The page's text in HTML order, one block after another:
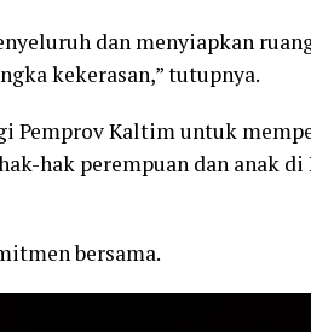
dan menyiapkan
kekerasan,” tutupnya.
Pemprov Kaltim untuk
hak perempuan dan anak
bersama.